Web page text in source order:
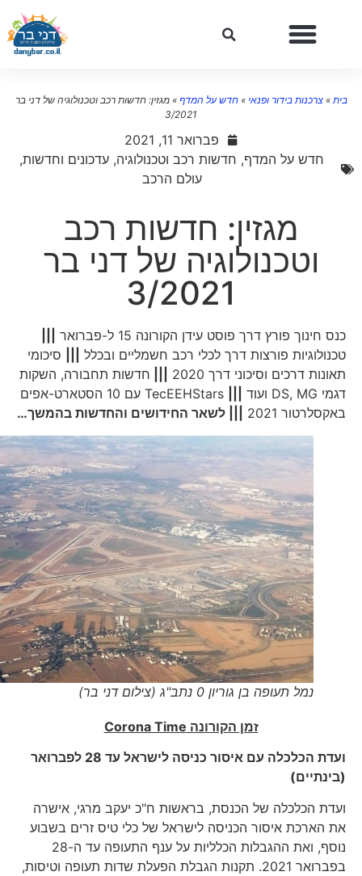
»צרכנות בידור ופנאי»חדש על המדף»מגזין: חדשות רכב וטכנולוגיה של דני בר
3/2021
פברואר 11, 2021
חדש על המדף,חדשות רכב וטכנולוגיה,עדכונים וחדשות,
עולם הרכב
מגזין: חדשות רכב
וטכנולוגיה של דני בר
3/2021
כנס חינוך פורץ דרך פוסט עידן הקורונה 15 ל-פברואר
|||
טכנולוגיות פורצות דרך לכלי רכב חשמליים ובכלל|||
סיכומי
תאונות דרכים וסיכוני דרך 2020
|||
חדשות תחבורה, השקות
דגמי DS, MG ועוד
|||
TecEEHStars עם 10 הסטארט-אפים
באקסלרטור 2021
||| לשאר החידושים והחדשות בהמשך…
נמל תעופה בן גוריון 0 נתב"ג (צילום דני בר)
זמן הקורונהCorona Time
ועדת הכלכלה עם איסור כניסה לישראל עד 28 לפברואר
(בינתיים)
ועדת הכלכלה של הכנסת, בראשות ח"כ יעקב מרגי, אישרה
את הארכת איסור הכניסה לישראל של כלי טיס זרים בשבוע
נוסף, ואת ההגבלות הכלליות על ענף התעופה עד ה-28
בפברואר 2021. תקנות הגבלת הפעלת שדות תעופה וטיסות,